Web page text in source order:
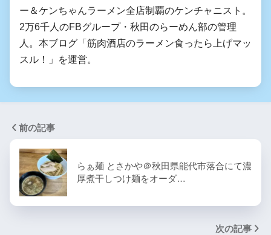
ー＆ケンちゃんラーメン全店制覇のケンチャニスト。
2万6千人のFBグループ・秋田のらーめん部の管理
人。本ブログ「筋肉酒店のラーメン食ったら上げマッ
スル！」を運営。
前の記事
らぁ麺 とさかや＠秋田県能代市落合にて濃
厚煮干しつけ麺をオーダ…
次の記事